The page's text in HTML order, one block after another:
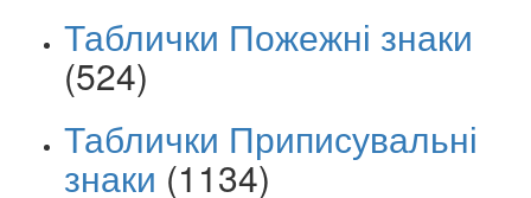
Таблички Пожежні знаки
(524)
Таблички Приписувальні
знаки (1134)